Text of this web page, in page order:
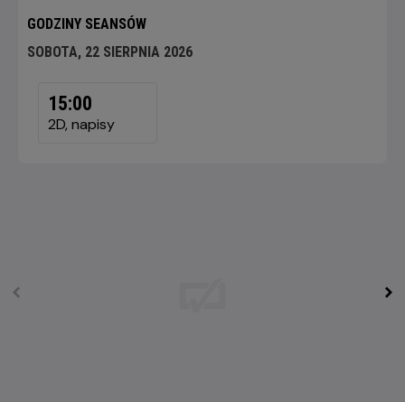
GODZINY SEANSÓW
SOBOTA, 22 SIERPNIA 2026
SIERPNIA
2026
15:00
2D, napisy